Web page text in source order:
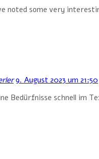
noted some very
9. August 2023 um 21:50
Bedürfnisse schnell im